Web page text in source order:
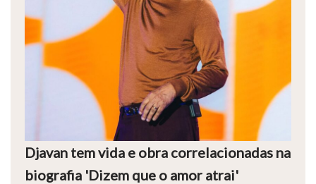
Djavan tem vida e obra correlacionadas na
biografia 'Dizem que o amor atrai'